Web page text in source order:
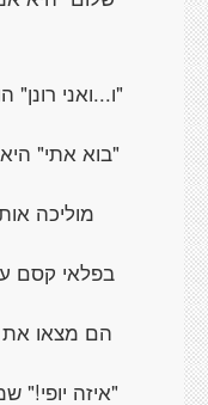
"ו...ואני
"בוא אתי"
מוליכה
בפלאי קסם
הם מצאו
"איזה יופי!"